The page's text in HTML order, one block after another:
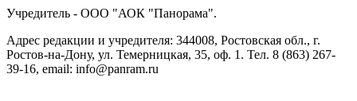
Учредитель - ООО "АОК "Панорама".
Адрес редакции и учредителя: 344008, Ростовская обл., г.
Ростов-на-Дону, ул. Темерницкая, 35, оф. 1. Тел. 8 (863) 267-
39-16, email: info@panram.ru